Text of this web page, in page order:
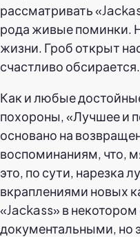
рассматривать
рода живые поминки.
жизни. Гроб открыт
счастливо обсирается.
Как и любые
похороны, «Лучшее и
основано на
воспоминаниям, что,
это, по сути, нарезка
вкраплениями новых
«Jackass» в
документальными, но